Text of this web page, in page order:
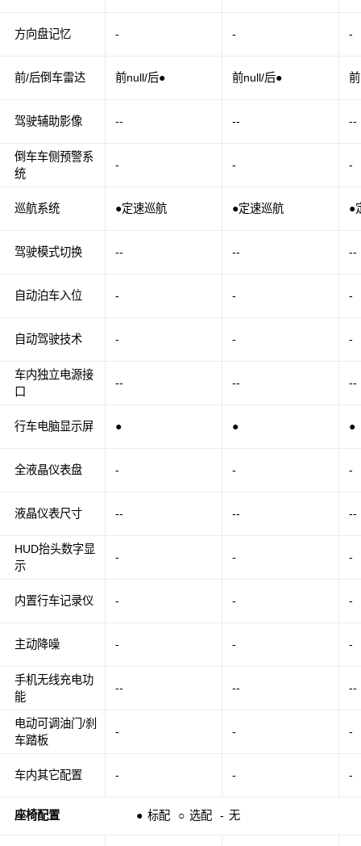
方向盘记忆
前/后倒车雷达
驾驶辅助影像
倒车车侧预警系
统
巡航系统
驾驶模式切换
自动泊车入位
自动驾驶技术
车内独立电源接
口
行车电脑显示屏
全液晶仪表盘
液晶仪表尺寸
HUD抬头数字显
示
内置行车记录仪
主动降噪
手机无线充电功
能
电动可调油门/刹
车踏板
车内其它配置
座椅配置 ● 标配 ○ 选配 - 无
- - -
前null/后● 前null/后●
-- -- --
- - -
●定速巡航 ●定速巡航 ●
-- -- --
- - -
- - -
-- -- --
● ● ●
- - -
-- -- --
- - -
- - -
- - -
-- -- --
- - -
- - -